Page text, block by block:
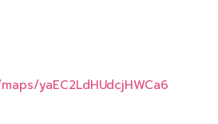
yaEC2LdHUdcjHWCa6